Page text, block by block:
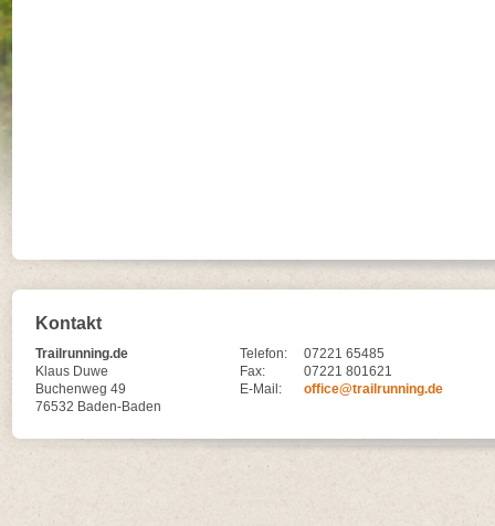
Kontakt
Trailrunning.de
Klaus Duwe
Buchenweg 49
76532 Baden-Baden
Telefon:
07221 65485
Fax:
07221 801621
E-Mail:
office@trailrunning.de